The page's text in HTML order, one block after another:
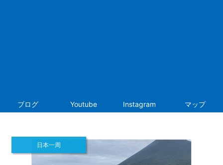
ブログ Youtube Instagram マップ
日本一周